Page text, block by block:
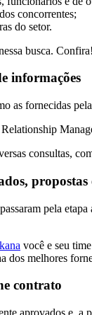
concorrentes;
do setor.
busca.
informações
as fornecidas
consultas,
propostas
pela
você e seu
dos melhores
contrato
aprovados e,